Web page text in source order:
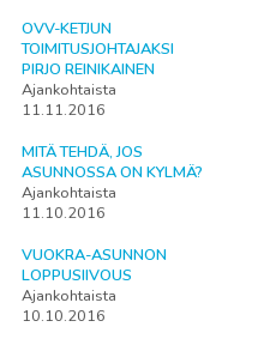
OVV-KETJUN
TOIMITUSJOHTAJAKSI
PIRJO REINIKAINEN
Ajankohtaista
11.11.2016
MITÄ TEHDÄ, JOS
ASUNNOSSA ON KYLMÄ?
Ajankohtaista
11.10.2016
VUOKRA-ASUNNON
LOPPUSIIVOUS
Ajankohtaista
10.10.2016